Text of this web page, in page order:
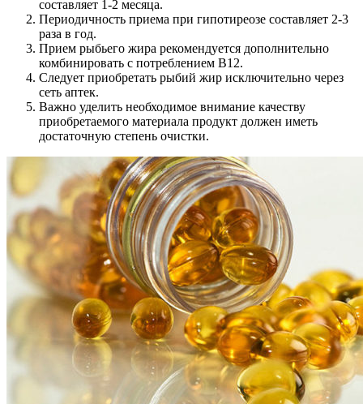
составляет 1-2 месяца.
Периодичность приема при гипотиреозе составляет 2-3
раза в год.
Прием рыбьего жира рекомендуется дополнительно
комбинировать с потреблением В12.
Следует приобретать рыбий жир исключительно через
сеть аптек.
Важно уделить необходимое внимание качеству
приобретаемого материала продукт должен иметь
достаточную степень очистки.